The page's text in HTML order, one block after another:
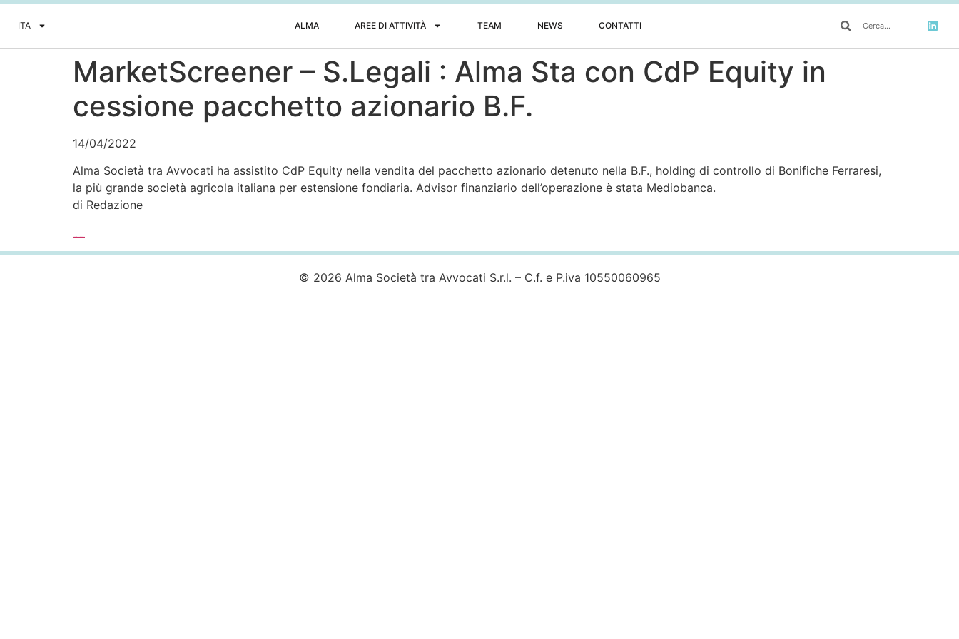
ITA ALMA AREE DI ATTIVITÀ TEAM NEWS CONTATTI
MarketScreener – S.Legali : Alma Sta con CdP Equity in
cessione pacchetto azionario B.F.
14/04/2022
Alma Società tra Avvocati ha assistito CdP Equity nella vendita del pacchetto azionario detenuto nella B.F., holding di controllo di Bonifiche Ferraresi,
la più grande società agricola italiana per estensione fondiaria. Advisor finanziario dell’operazione è stata Mediobanca.
di Redazione
© 2026 Alma Società tra Avvocati S.r.l. – C.f. e P.iva 10550060965